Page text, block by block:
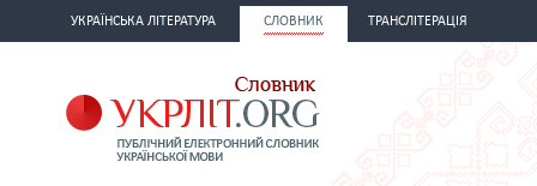
УКРАЇНСЬКА ЛІТЕРАТУРА СЛОВНИК ТРАНСЛІТЕРАЦІЯ